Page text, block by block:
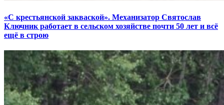
«С крестьянской закваской». Механизатор Святослав
Ключник работает в сельском хозяйстве почти 50 лет и всё
ещё в строю